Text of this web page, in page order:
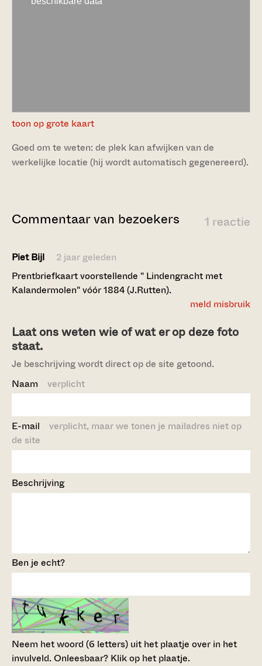
toon op grote kaart
Goed om te weten: de plek kan afwijken van de
werkelijke locatie (hij wordt automatisch gegenereerd).
1 reactie
Commentaar van bezoekers
Piet Bijl
2 jaar geleden
Prentbriefkaart voorstellende " Lindengracht met
Kalandermolen" vóór 1884 (J.Rutten).
meld misbruik
Laat ons weten wie of wat er op deze foto
staat.
Je beschrijving wordt direct op de site getoond.
Naam verplicht
E-mail verplicht, maar we tonen je mailadres niet op
de site
Beschrijving
Ben je echt?
Neem het woord (6 letters) uit het plaatje over in het
invulveld.Onleesbaar? Klik op het plaatje.